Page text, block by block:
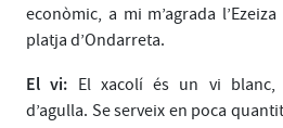
econòmic, a mi m’agrada
platja d’Ondarreta.
El vi: El xacolí és un vi
d’agulla. Se serveix en poca